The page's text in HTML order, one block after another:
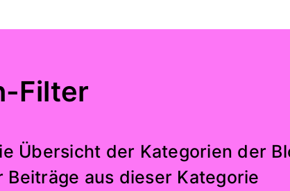
Filter
Übersicht der Kategorien der
Beiträge aus dieser Kategorie